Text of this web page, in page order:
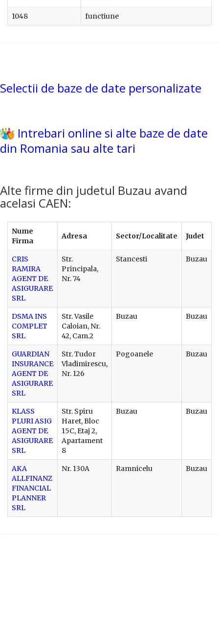
1048 functiune
Selectii de baze de date personalizate
Intrebari online si alte baze de date
din Romania sau alte tari
Alte firme din judetul Buzau avand
acelasi CAEN:
Nume
Firma
Adresa Sector/Localitate Judet
CRIS
RAMIRA
AGENT DE
ASIGURARE
SRL
Str.
Principala,
Nr. 74
Stancesti Buzau
DSMA INS
COMPLET
SRL
Str. Vasile
Caloian, Nr.
42, Cam.2
Buzau Buzau
GUARDIAN
INSURANCE
AGENT DE
ASIGURARE
SRL
Str. Tudor
Vladimirescu,
Nr. 126
Pogoanele Buzau
KLASS
PLURI ASIG
AGENT DE
ASIGURARE
SRL
Str. Spiru
Haret, Bloc
15C, Etaj 2,
Apartament
8
Buzau Buzau
AKA
ALLFINANZ
FINANCIAL
PLANNER
SRL
Nr. 130A Ramnicelu Buzau